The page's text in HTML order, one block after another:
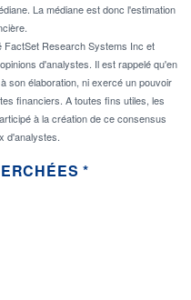
La médiane est donc l'estimation
Research Systems Inc et
d'analystes. Il est rappelé qu'en
son élaboration, ni exercé un pouvoir
financiers. A toutes fins utiles, les
à la création de ce consensus
d'analystes.
*